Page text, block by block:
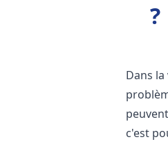
?
Dans
c'est